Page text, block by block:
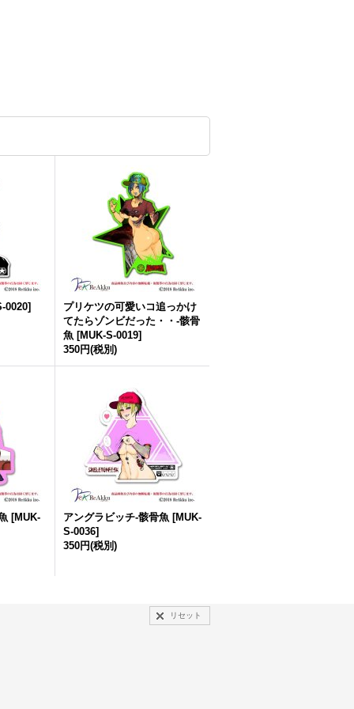
0020]
プリケツの可愛いコ追っかけ
てたらゾンビだった・・-骸骨
魚 [MUK-S-0019]
350円(税別)
[MUK- アングラビッチ-骸骨魚 [MUK-
S-0036]
350円(税別)
リセット